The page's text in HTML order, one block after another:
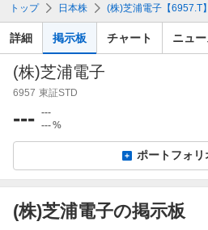
検
索
トップ 日本株 (株)芝浦電子【6957.T】
詳細 掲示板 チャート ニュ
(株)芝浦電子
6957 東証STD
--- ---
---%
ポートフォリ
(株)芝浦電子の掲示板